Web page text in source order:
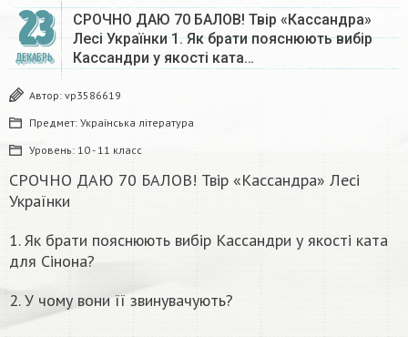
23
ДЕКАБРЬ
СРОЧНО ДАЮ 70 БАЛОВ! Твір «Кассандра»
Лесі Українки 1. Як брати пояснюють вибір
Кассандри у якості ката…
Автор: vp3586619
Предмет: Українська література
Уровень: 10 - 11 класс
СРОЧНО ДАЮ 70 БАЛОВ! Твір «Кассандра» Лесі
Українки
1. Як брати пояснюють вибір Кассандри у якості ката
для Сінона?
2. У чому вони її звинувачують?